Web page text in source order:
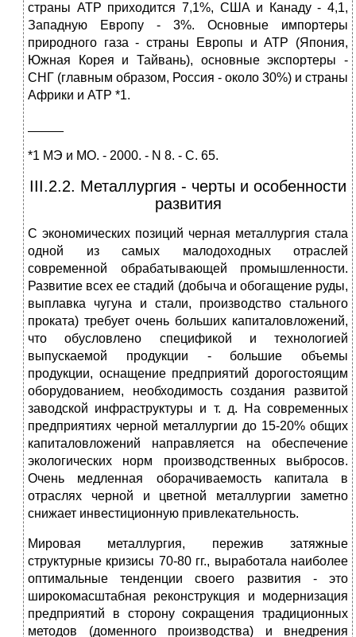
страны АТР приходится 7,1%, США и Канаду - 4,1,
Западную Европу - 3%. Основные импортеры
природного газа - страны Европы и АТР (Япония,
Южная Корея и Тайвань), основные экспортеры -
СНГ (главным образом, Россия - около 30%) и страны
Африки и АТР *1.
*1 МЭ и МО. - 2000. - N 8. - С. 65.
III.2.2. Металлургия - черты и особенности
развития
С экономических позиций черная металлургия стала
одной из самых малодоходных отраслей
современной обрабатывающей промышленности.
Развитие всех ее стадий (добыча и обогащение руды,
выплавка чугуна и стали, производство стального
проката) требует очень больших капиталовложений,
что обусловлено спецификой и технологией
выпускаемой продукции - большие объемы
продукции, оснащение предприятий дорогостоящим
оборудованием, необходимость создания развитой
заводской инфраструктуры и т. д. На современных
предприятиях черной металлургии до 15-20% общих
капиталовложений направляется на обеспечение
экологических норм производственных выбросов.
Очень медленная оборачиваемость капитала в
отраслях черной и цветной металлургии заметно
снижает инвестиционную привлекательность.
Мировая металлургия, пережив затяжные
структурные кризисы 70-80 гг., выработала наиболее
оптимальные тенденции своего развития - это
широкомасштабная реконструкция и модернизация
предприятий в сторону сокращения традиционных
методов (доменного производства) и внедрения